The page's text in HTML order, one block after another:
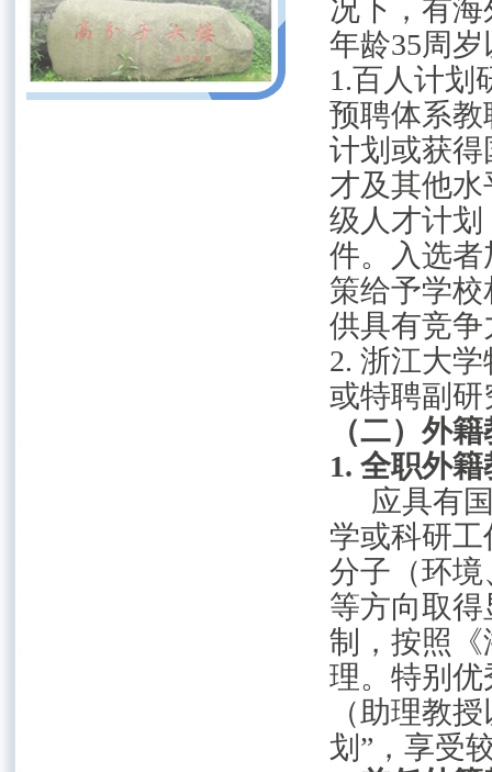
况下，有
年龄35周
1.百人计划
预聘体系
计划或获
才及其他
级人才计划
件。入选
策给予学
供具有竞
2. 浙江大学
或特聘副
（二）外
1. 全职外籍
应具有
学或科研
分子（环
等方向取
制，按照
理。特别
（助理教
划”，享受